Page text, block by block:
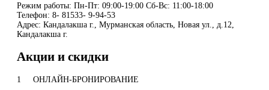
Режим работы: Пн-Пт: 09:00-19:00 Сб-Вс: 11:00-18:00
Телефон: 8- 81533- 9-94-53
Адрес: Кандалакша г., Мурманская область, Новая ул., д.12,
Кандалакша г.
Акции и скидки
1
ОНЛАЙН-БРОНИРОВАНИЕ